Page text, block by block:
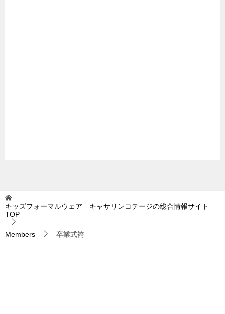
キッズフォーマルウェア キャサリンコテージの総合情報サイト
TOP
Members 卒業式袴